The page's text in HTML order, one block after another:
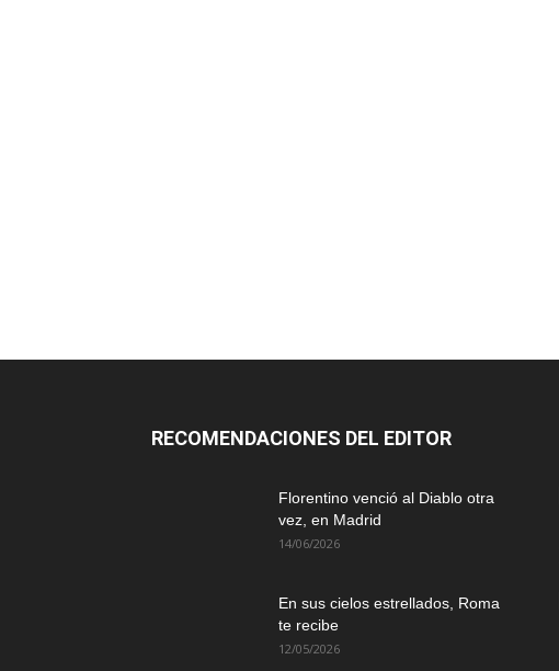
RECOMENDACIONES DEL EDITOR
Florentino venció al Diablo otra
vez, en Madrid
14/06/2026
En sus cielos estrellados, Roma
te recibe
12/05/2026